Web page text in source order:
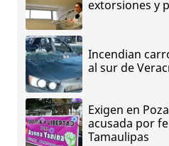
extorsiones y
Incendian
al sur de
Exigen en
acusada por
Tamaulipas